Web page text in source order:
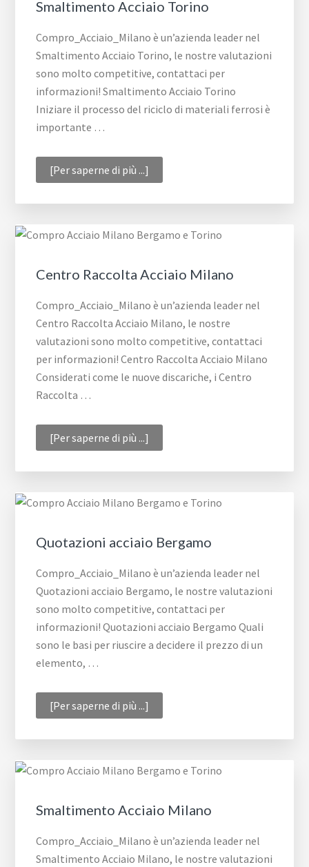
Smaltimento Acciaio Torino
Compro_Acciaio_Milano è un’azienda leader nel
Smaltimento Acciaio Torino, le nostre valutazioni
sono molto competitive, contattaci per
informazioni! Smaltimento Acciaio Torino
Iniziare il processo del riciclo di materiali ferrosi è
importante …
[Per saperne di più ...]
Acciaio
Torino
Centro Raccolta Acciaio Milano
Compro_Acciaio_Milano è un’azienda leader nel
Centro Raccolta Acciaio Milano, le nostre
valutazioni sono molto competitive, contattaci
per informazioni! Centro Raccolta Acciaio Milano
Considerati come le nuove discariche, i Centro
Raccolta …
[Per saperne di più ...]
Raccolta
Acciaio
Quotazioni acciaio Bergamo
Compro_Acciaio_Milano è un’azienda leader nel
Quotazioni acciaio Bergamo, le nostre valutazioni
sono molto competitive, contattaci per
informazioni! Quotazioni acciaio Bergamo Quali
sono le basi per riuscire a decidere il prezzo di un
elemento, …
[Per saperne di più ...]
acciaio
Bergamo
Smaltimento Acciaio Milano
Compro_Acciaio_Milano è un’azienda leader nel
Smaltimento Acciaio Milano, le nostre valutazioni